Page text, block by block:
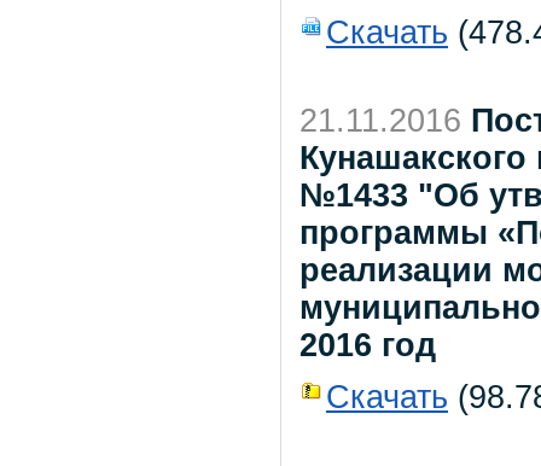
Скачать
21.11.2016
Кунашакского
№1433 "Об
программы
реализации
2016 год
Скачать